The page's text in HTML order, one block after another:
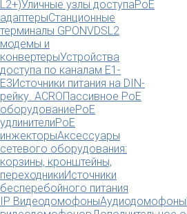
L2+)Уличные узлы доступаPoE
адаптерыСтанционные
терминалы GPONVDSL2
модемы и
конвертерыУстройства
доступа по каналам E1-
E3Источники питания на DIN-
рейку. ACROПассивное PoE
оборудованиеPoE
удлинителиPoE
инжекторыАксессуары
сетевого оборудования:
корзины, кронштейны,
переходникиИсточники
бесперебойного питания
IP ВидеодомофоныАудиодомофоны